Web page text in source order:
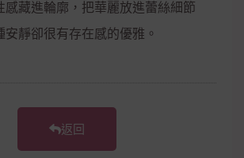
感藏進輪廓，把華麗放進蕾絲細節
靜卻很有存在感的優雅。
返回